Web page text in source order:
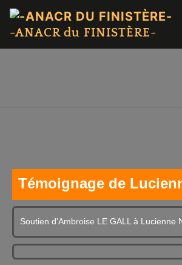
-ANACR du FINISTÈRE-
Témoignage de
Soutien d'Ambroise LE GALL à Lucienne